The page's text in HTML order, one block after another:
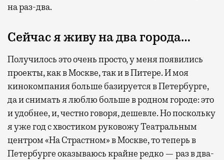
на раз-два.
Сейчас я живу на два города…
Получилось это очень просто, у меня появились
проекты, как в Москве, так и в Питере. И моя
кинокомпания больше базируется в Петербурге,
да и снимать я люблю больше в родном городе: это
и удобнее, и, честно говоря, дешевле. Но поскольку
я уже год с хвостиком руковожу Театральным
центром «На Страстном» в Москве, то теперь в
Петербурге оказываюсь крайне редко — раз в два-